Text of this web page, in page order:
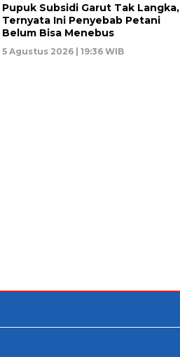
Pupuk Subsidi Garut Tak Langka,
Ternyata Ini Penyebab Petani
Belum Bisa Menebus
5 Agustus 2026 | 19:36 WIB